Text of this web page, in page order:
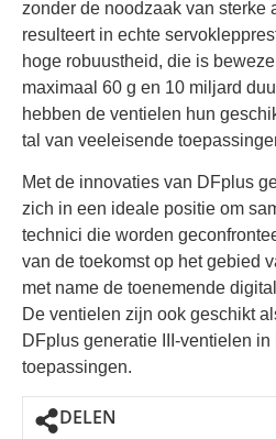
zonder de noodzaak van sterke
resulteert in echte
hoge robuustheid, die is
maximaal 60 g en 10 miljard
hebben de ventielen hun
tal van veeleisende
Met de innovaties van DFplus
zich in een ideale positie om
technici die worden
van de toekomst op het gebied
met name de toenemende
De ventielen zijn ook geschikt
DFplus generatie III-ventielen in
toepassingen.
DELEN